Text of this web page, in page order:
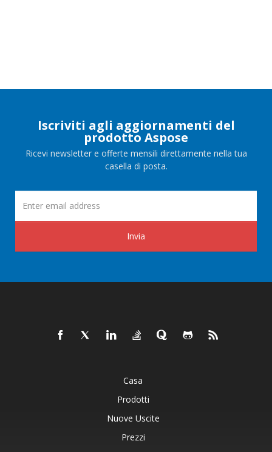
Iscriviti agli aggiornamenti del
prodotto Aspose
Ricevi newsletter e offerte mensili direttamente nella tua
casella di posta.
Invia
Casa
Prodotti
Nuove Uscite
Prezzi